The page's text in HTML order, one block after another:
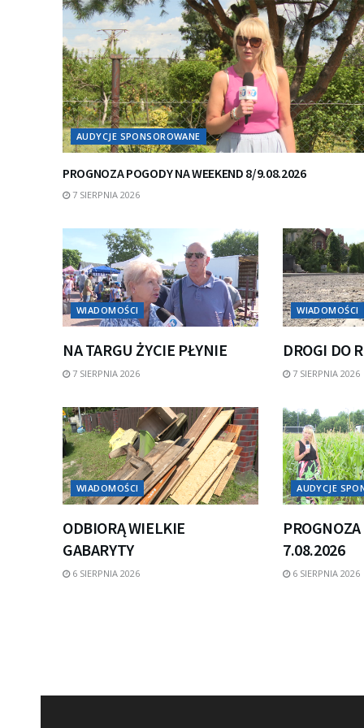
AUDYCJE SPONSOROWANE
PROGNOZA POGODY NA WEEKEND 8/9.08.2026
7 SIERPNIA 2026
WIADOMOŚCI
NA TARGU ŻYCIE PŁYNIE
7 SIERPNIA 2026
WIADOMOŚCI
DROGI DO
7 SIERPNIA 2026
WIADOMOŚCI
ODBIORĄ WIELKIE
GABARYTY
6 SIERPNIA 2026
AUDYCJE
7.08.2026
6 SIERPNIA 2026